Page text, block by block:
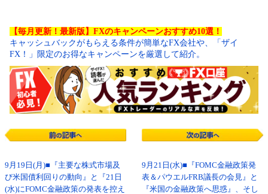
【毎月更新！最新版】FXのキャンペーンおすすめ10選！
キャッシュバックがもらえる条件が簡単なFX会社や、「ザイ
FX！」限定のお得なキャンペーンを厳選して紹介。
9月19日(月)■『主要な株式市場及
び米国債利回りの動向』と『21日
(水)にFOMC金融政策の発表を控え
9月21日(水)■『FOMC金融政策発
表＆パウエルFRB議長の会見』と
『米国の金融政策へ思惑』、そし